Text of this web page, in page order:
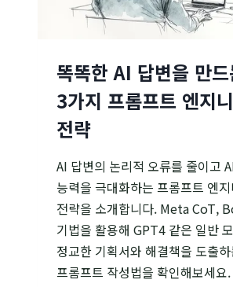
똑똑한 AI 답변을 만
3가지 프롬프트 엔지
전략
AI 답변의 논리적 오류를 줄이고
능력을 극대화하는 프롬프트 엔
전략을 소개합니다. Meta CoT,
기법을 활용해 GPT4 같은 일반
정교한 기획서와 해결책을 도출
프롬프트 작성법을 확인해보세요.